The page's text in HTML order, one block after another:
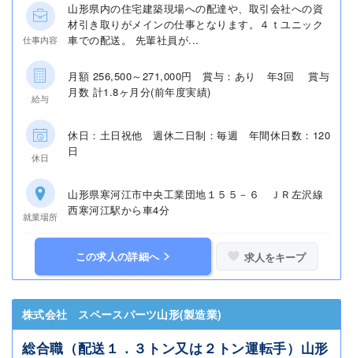
仕事内容
山形県内の住宅建築現場への配達や、取引会社への資
材引き取りがメインの仕事となります。４ｔユニック
車での配送。 先輩社員が...
給与
月額 256,500～271,000円 賞与：あり 年3回 賞与
月数 計1.8ヶ月分(前年度実績)
休日
休日：土日祝他 週休二日制：毎週 年間休日数：120
日
就業場所
山形県寒河江市中央工業団地１５５－６ ＪＲ左沢線
西寒河江駅から車4分
この求人の詳細へ 求人をキープ
株式会社 スペースパーツ山形(製造業)
総合職（配送１．３トン又は２トン運転手）山形